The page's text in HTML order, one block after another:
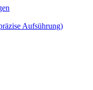
Aufsührung)